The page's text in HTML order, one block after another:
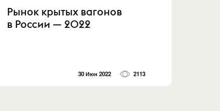
Рынок крытых вагонов
в России — 2022
30 Июн 2022 2113